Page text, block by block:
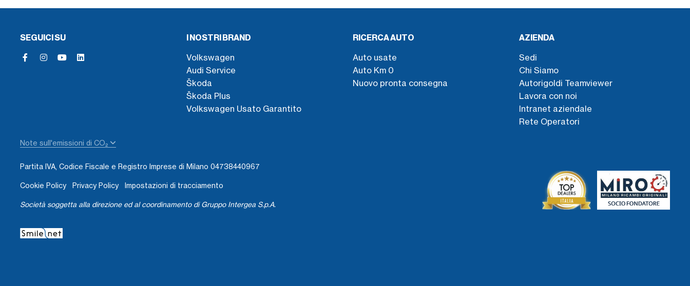
SEGUICI SU I NOSTRI BRAND
Volkswagen
Audi Service
Škoda
Škoda Plus
Volkswagen Usato Garantito
RICERCA AUTO
Auto usate
Auto Km 0
Nuovo pronta consegna
AZIENDA
Sedi
Chi Siamo
Autorigoldi Teamviewer
Lavora con noi
Intranet aziendale
Rete Operatori
Note sull'emissioni di CO₂
Partita IVA, Codice Fiscale e Registro Imprese di Milano 04738440967
Cookie Policy Privacy Policy Impostazioni di tracciamento
Società soggetta alla direzione ed al coordinamento di Gruppo Intergea S.p.A.